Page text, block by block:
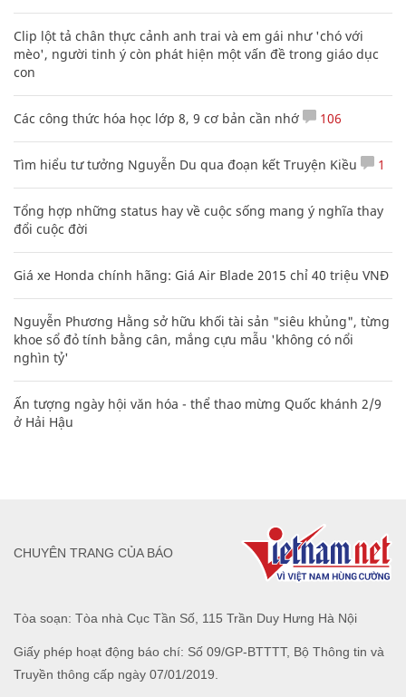
Clip lột tả chân thực cảnh anh trai và em gái như 'chó với
mèo', người tinh ý còn phát hiện một vấn đề trong giáo dục
con
Các công thức hóa học lớp 8, 9 cơ bản cần nhớ 106
Tìm hiểu tư tưởng Nguyễn Du qua đoạn kết Truyện Kiều 1
Tổng hợp những status hay về cuộc sống mang ý nghĩa thay
đổi cuộc đời
Giá xe Honda chính hãng: Giá Air Blade 2015 chỉ 40 triệu VNĐ
Nguyễn Phương Hằng sở hữu khối tài sản "siêu khủng", từng
khoe sổ đỏ tính bằng cân, mắng cựu mẫu 'không có nổi
nghìn tỷ'
Ấn tượng ngày hội văn hóa - thể thao mừng Quốc khánh 2/9
ở Hải Hậu
Tòa soạn: Tòa nhà Cục Tần Số, 115 Trần Duy Hưng Hà Nội
Giấy phép hoạt động báo chí: Số 09/GP-BTTTT, Bộ Thông tin và
Truyền thông cấp ngày 07/01/2019.
CHUYÊN TRANG CỦA BÁO